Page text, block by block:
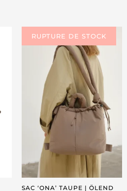
SAC ‘ONA’ TAUPE | ÖLEND